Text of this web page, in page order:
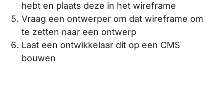
hebt en plaats deze in het wireframe
Vraag een ontwerper om dat wireframe om
te zetten naar een ontwerp
Laat een ontwikkelaar dit op een CMS
bouwen